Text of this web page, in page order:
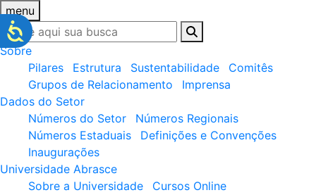
menu
Sobre
Pilares
Estrutura Sustentabilidade
Comitês
Grupos de Relacionamento
Imprensa
Dados do Setor
Números do Setor
Números Regionais
Números Estaduais
Definições e Convenções
Inaugurações
Universidade Abrasce
Sobre a Universidade
Cursos Online